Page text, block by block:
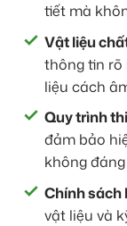
tiết mà
Vật liệu
thông tin rõ
liệu cách
Quy trình
đảm bảo
không
Chính sách
vật liệu và